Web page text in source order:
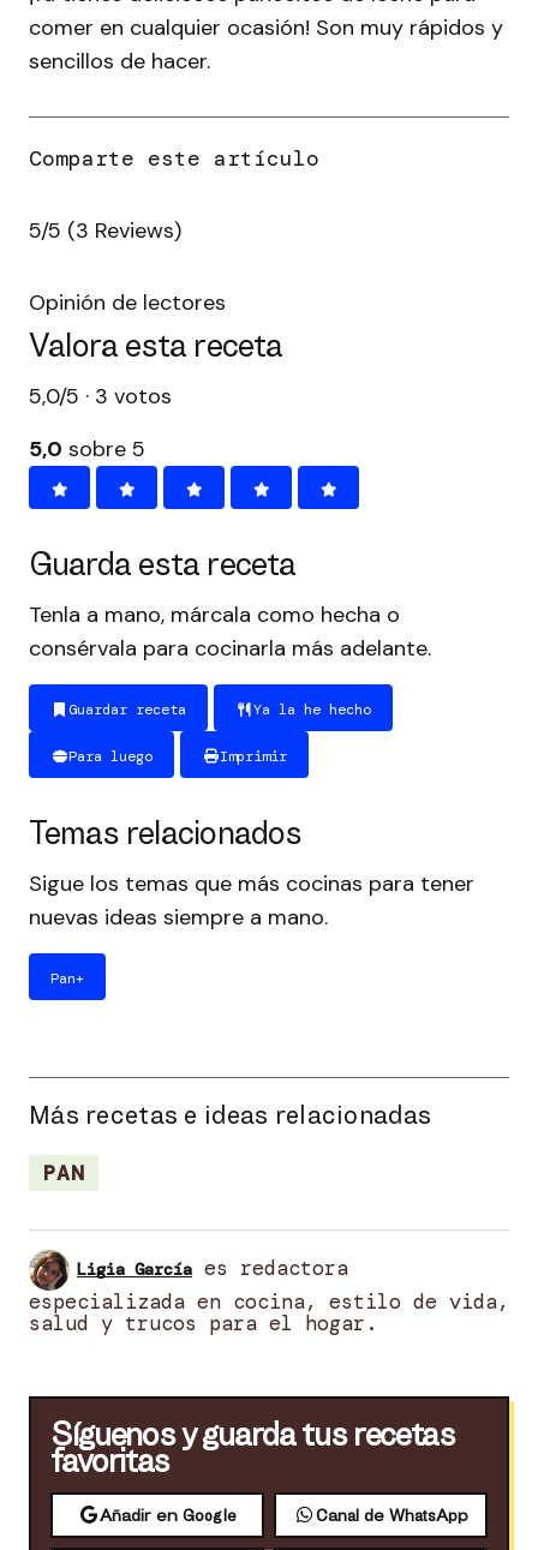
comer en cualquier ocasión! Son muy rápidos y
sencillos de hacer.
5/5 (3 Reviews)
Opinión de lectores
Valora esta receta
5,0/5 · 3 votos
5,0 sobre 5
Guarda esta receta
Tenla a mano, márcala como hecha o
consérvala para cocinarla más adelante.
Guardar receta Ya la he hecho
Para luego Imprimir
Temas relacionados
Sigue los temas que más cocinas para tener
nuevas ideas siempre a mano.
Pan+
Más recetas e ideas relacionadas
PAN
Ligia García es redactora
especializada en cocina, estilo de vida,
salud y trucos para el hogar.
Síguenos y guarda tus recetas
favoritas
Añadir en Google Canal de WhatsApp